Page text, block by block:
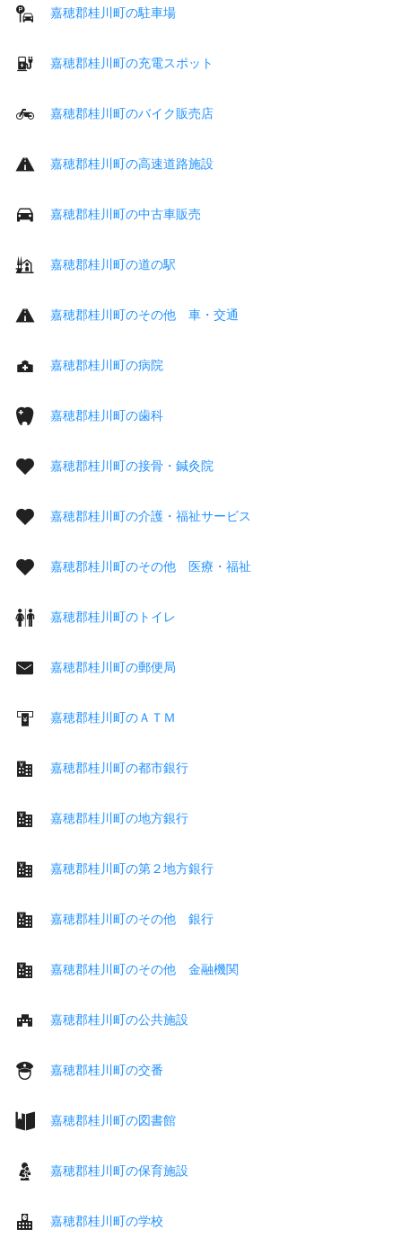
嘉穂郡桂川町の駐車場
嘉穂郡桂川町の充電スポット
嘉穂郡桂川町のバイク販売店
嘉穂郡桂川町の高速道路施設
嘉穂郡桂川町の中古車販売
嘉穂郡桂川町の道の駅
嘉穂郡桂川町のその他 車・交通
嘉穂郡桂川町の病院
嘉穂郡桂川町の歯科
嘉穂郡桂川町の接骨・鍼灸院
嘉穂郡桂川町の介護・福祉サービス
嘉穂郡桂川町のその他 医療・福祉
嘉穂郡桂川町のトイレ
嘉穂郡桂川町の郵便局
嘉穂郡桂川町のＡＴＭ
嘉穂郡桂川町の都市銀行
嘉穂郡桂川町の地方銀行
嘉穂郡桂川町の第２地方銀行
嘉穂郡桂川町のその他 銀行
嘉穂郡桂川町のその他 金融機関
嘉穂郡桂川町の公共施設
嘉穂郡桂川町の交番
嘉穂郡桂川町の図書館
嘉穂郡桂川町の保育施設
嘉穂郡桂川町の学校